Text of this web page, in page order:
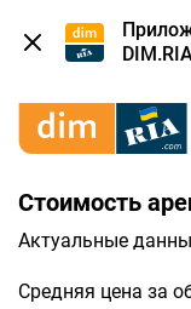
Стоимость
Актуальные
Средняя цена за